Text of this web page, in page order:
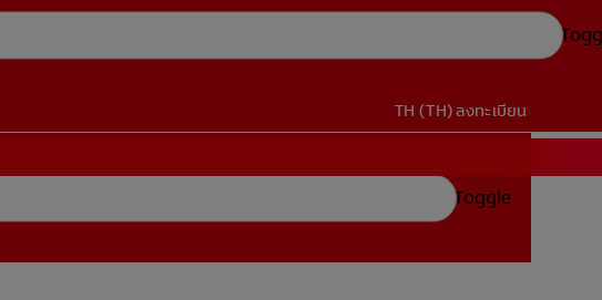
TH (TH)ลงทะเบียน
Toggle